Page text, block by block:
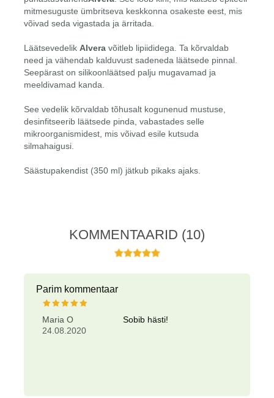
mitmesuguste ümbritseva keskkonna osakeste eest, mis
võivad seda vigastada ja ärritada.
Läätsevedelik Alvera võitleb lipiididega. Ta kõrvaldab
need ja vähendab kalduvust sadeneda läätsede pinnal.
Seepärast on silikoonläätsed palju mugavamad ja
meeldivamad kanda.
See vedelik kõrvaldab tõhusalt kogunenud mustuse,
desinfitseerib läätsede pinda, vabastades selle
mikroorganismidest, mis võivad esile kutsuda
silmahaigusi.
Säästupakendist (350 ml) jätkub pikaks ajaks.
KOMMENTAARID (10)
Parim kommentaar
Maria O
24.08.2020
Sobib hästi!